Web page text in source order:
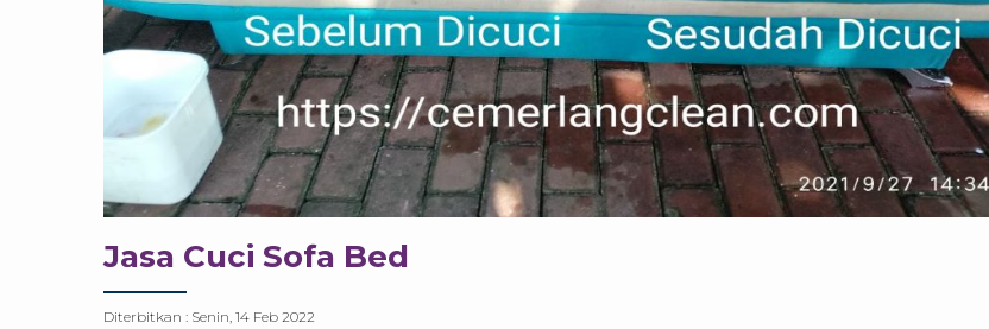
Jasa Cuci Sofa Bed
Diterbitkan : Senin, 14 Feb 2022